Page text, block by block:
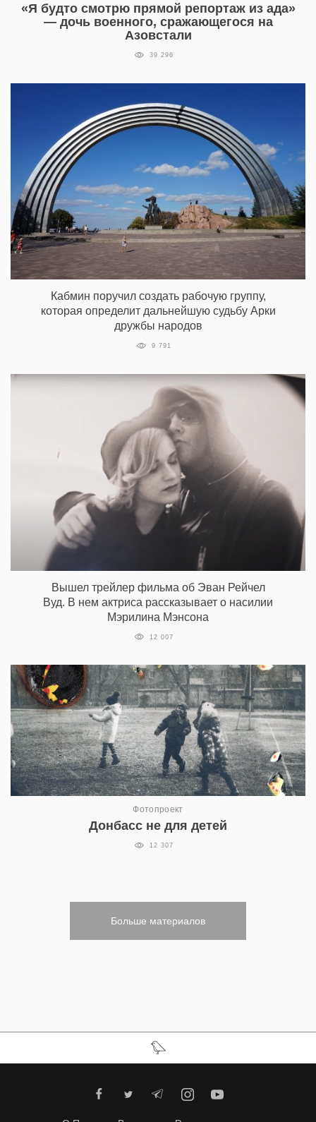
«Я будто смотрю прямой репортаж из ада»
— дочь военного, сражающегося на
Азовстали
39 296
Кабмин поручил создать рабочую группу,
которая определит дальнейшую судьбу Арки
дружбы народов
9 791
Вышел трейлер фильма об Эван Рейчел
Вуд. В нем актриса рассказывает о насилии
Мэрилина Мэнсона
12 007
Фотопроект
Донбасс не для детей
12 307
Больше материалов